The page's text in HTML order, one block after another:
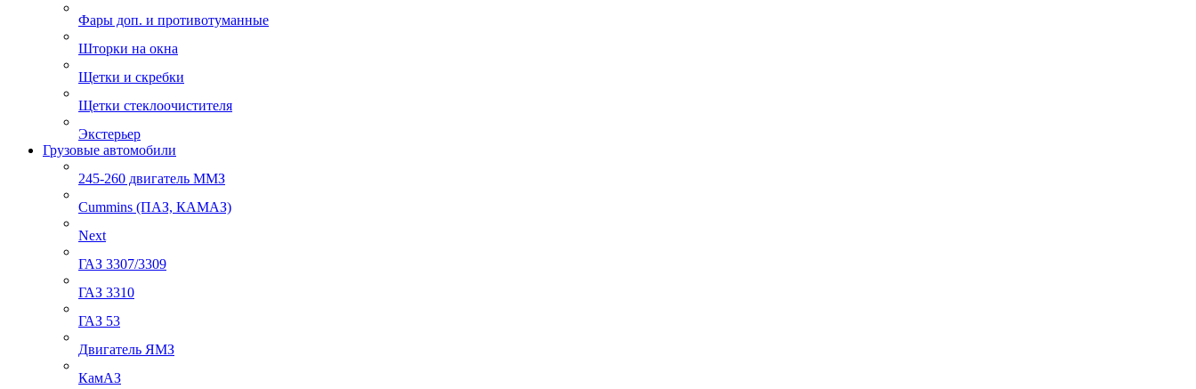
Фары доп. и противотуманные
Шторки на окна
Щетки и скребки
Щетки стеклоочистителя
Экстерьер
Грузовые автомобили
245-260 двигатель ММЗ
Cummins (ПАЗ, КАМАЗ)
Next
ГАЗ 3307/3309
ГАЗ 3310
ГАЗ 53
Двигатель ЯМЗ
КамАЗ